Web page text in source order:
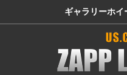
ギャラリーホ